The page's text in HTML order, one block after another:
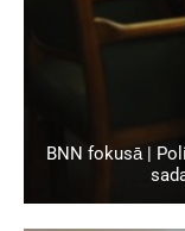
BNN fokusā |